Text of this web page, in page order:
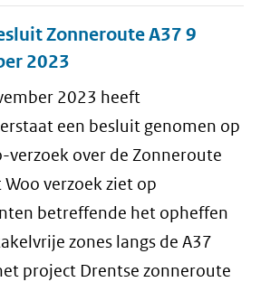
Zonneroute A37 9
2023
2023 heeft
een besluit genomen op
verzoek over de Zonneroute
Woo verzoek ziet op
betreffende het opheffen
zones langs de A37
project Drentse zonneroute